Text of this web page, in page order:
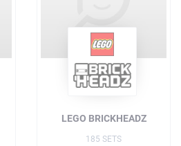
LEGO BRICKHEADZ
185 SETS